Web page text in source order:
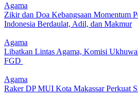
Agama
Zikir dan Doa Kebangsaan Momentum
Indonesia Berdaulat, Adil, dan Makmur
Agama
Libatkan Lintas Agama, Komisi
FGD
Agama
Raker DP MUI Kota Makassar Perkuat